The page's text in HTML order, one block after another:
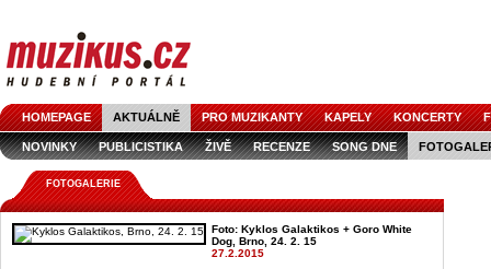
HOMEPAGE AKTUÁLNĚ PRO MUZIKANTY KAPELY KONCERTY
NOVINKY PUBLICISTIKA ŽIVĚ RECENZE SONG DNE
FOTOGALERIE
Foto: Kyklos Galaktikos + Goro White
Dog, Brno, 24. 2. 15
27.2.2015